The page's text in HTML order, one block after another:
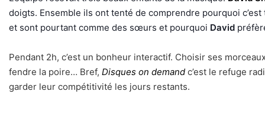
doigts. Ensemble ils ont tenté de comprendre pourquoi
et sont pourtant comme des sœurs et pourquoi David
Pendant 2h, c’est un bonheur interactif. Choisir ses
fendre la poire… Bref, Disques on demand c’est le refuge
garder leur compétitivité les jours restants.